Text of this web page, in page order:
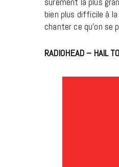
bien plus difficile à
chanter ce qu’on
RADIOHEAD – HAIL